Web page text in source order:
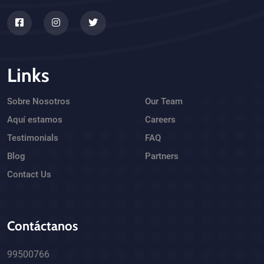
Links
Sobre Nosotros
Aquí estamos
Testimonials
Blog
Contact Us
Our Team
Careers
FAQ
Partners
Contáctanos
99500766